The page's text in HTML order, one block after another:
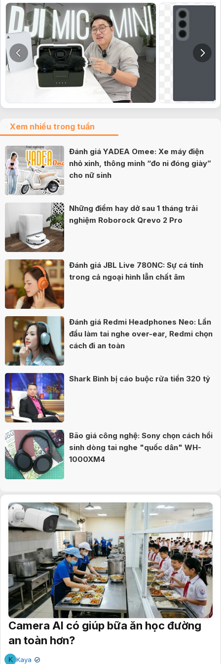
Xem nhiều trong tuần
Đánh giá YADEA Omee: Xe máy điện
nhỏ xinh, thông minh “đo ni đóng giày”
cho nữ sinh
Những điểm hay dở sau 1 tháng trải
nghiệm Roborock Qrevo 2 Pro
Đánh giá JBL Live 780NC: Sự cá tính
trong cả ngoại hình lẫn chất âm
Đánh giá Redmi Headphones Neo: Lần
đầu làm tai nghe over-ear, Redmi chọn
cách đi an toàn
Shark Bình bị cáo buộc rửa tiền 320 tỷ
Bão giá công nghệ: Sony chọn cách hồi
sinh dòng tai nghe "quốc dân" WH-
1000XM4
Camera AI có giúp bữa ăn học đường
an toàn hơn?
K Kaya ✔